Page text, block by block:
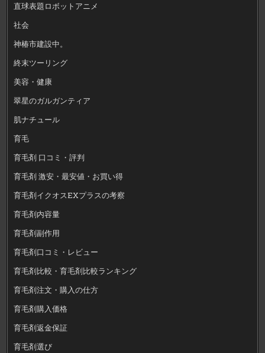
直球表題ロボットアニメ
社会
神椿市建設中。
終末ツーリング
美容・健康
翠星のガルガンティア
肌ナチュール
育毛
育毛剤 口コミ・評判
育毛剤 激安・最安値・お買い得
育毛剤イクオスEXプラスの考察
育毛剤内容量
育毛剤副作用
育毛剤口コミ・レビュー
育毛剤比較・育毛剤比較ランキング
育毛剤注文・購入の仕方
育毛剤購入価格
育毛剤返金保証
育毛剤選び